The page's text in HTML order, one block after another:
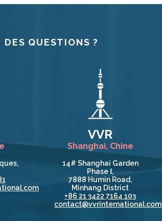
DES QUESTIONS ?
VVR
Shanghai, Chine
14# Shanghai Garden
Phase Ⅰ,
7888 Humin Road,
Minhang District
+86 21 3422 7164 103
contact@vvrinternational.com